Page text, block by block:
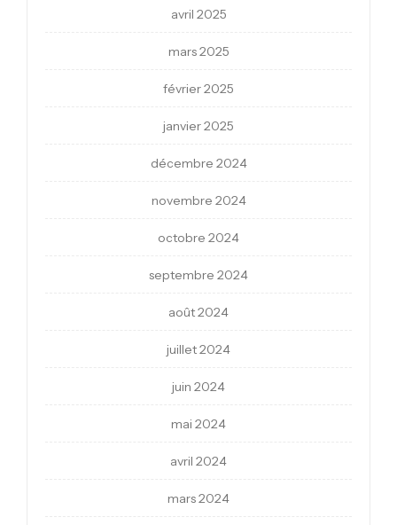
avril 2025
mars 2025
février 2025
janvier 2025
décembre 2024
novembre 2024
octobre 2024
septembre 2024
août 2024
juillet 2024
juin 2024
mai 2024
avril 2024
mars 2024